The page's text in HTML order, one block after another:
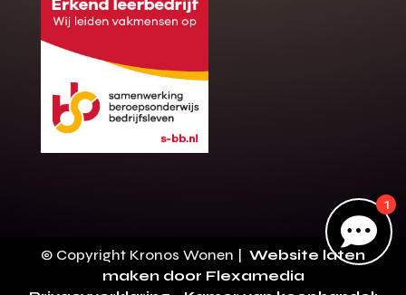
Binnen 24 uur jouw gratis offerte
Gratis inmeting (voorwaarden)
Volledig ontzorgd
Wij werken landelijk

1
© Copyright Kronos Wonen | Website laten
maken door Flexamedia